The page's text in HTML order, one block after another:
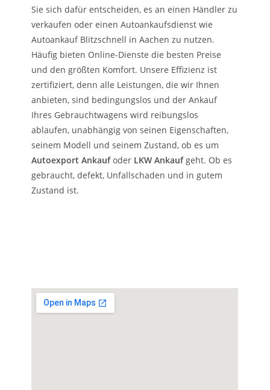
Sie sich dafür entscheiden, es an einen Händler zu
verkaufen oder einen Autoankaufsdienst wie
Autoankauf Blitzschnell in Aachen zu nutzen.
Häufig bieten Online-Dienste die besten Preise
und den größten Komfort. Unsere Effizienz ist
zertifiziert, denn alle Leistungen, die wir Ihnen
anbieten, sind bedingungslos und der Ankauf
Ihres Gebrauchtwagens wird reibungslos
ablaufen, unabhängig von seinen Eigenschaften,
seinem Modell und seinem Zustand, ob es um
Autoexport Ankaufoder LKW Ankaufgeht. Ob es
gebraucht, defekt, Unfallschaden und in gutem
Zustand ist.